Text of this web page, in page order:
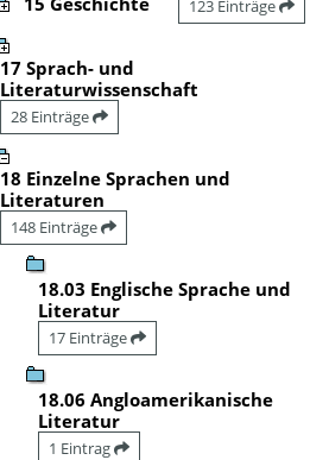
123 Einträge
17 Sprach- und
Literaturwissenschaft
28 Einträge
18 Einzelne Sprachen und
Literaturen
148 Einträge
18.03 Englische Sprache und
Literatur
17 Einträge
18.06 Angloamerikanische
Literatur
1 Eintrag